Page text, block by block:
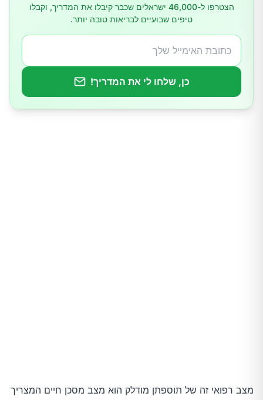
הצטרפו ל-46,000 ישראלים שכבר קיבלו את המדריך, וקבלו
טיפים שבועיים לבריאות טובה יותר.
כן, שלחו לי את המדריך!
מצב רפואי זה של תוספתן מודלק הוא מצב מסכן חיים המצריך